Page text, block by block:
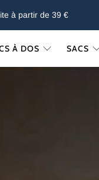
à partir de 39 €
À DOS SACS